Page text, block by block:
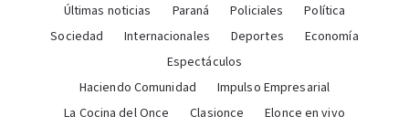
Últimas noticias Paraná Policiales
Política
Sociedad
Internacionales Deportes
Economía
Espectáculos
Haciendo Comunidad
Impulso Empresarial
La Cocina del Once
Clasionce Elonce en vivo